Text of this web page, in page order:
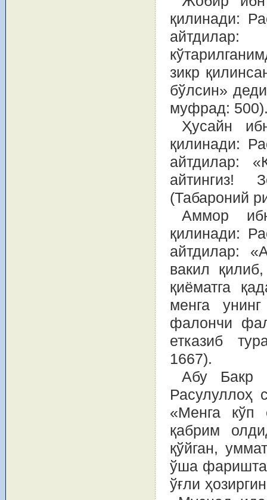
қилинади:
айтдилар:
зикр
бўлсин»
муфрад:
Ҳусайн
қилинади:
айтдилар:
айтингиз!
(Табароний
Аммор
қилинади:
айтдилар:
вакил
қиёматга
менга
фалончи
етказиб
1667).
Абу Бакр
Расулуллоҳ
«Менга кўп
қабрим
қўйган,
ўша
ўғли